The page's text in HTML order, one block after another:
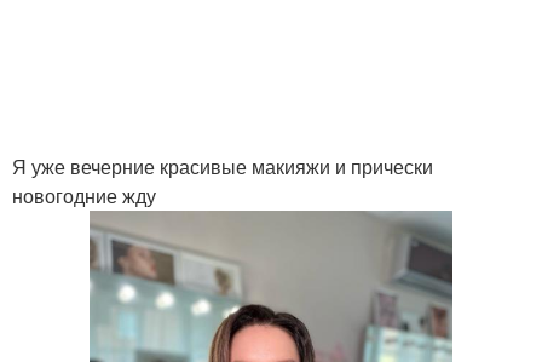
Я уже вечерние красивые макияжи и прически
новогодние жду